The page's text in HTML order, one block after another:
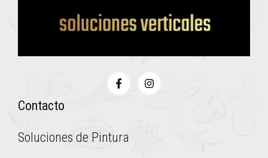
Contacto
Soluciones de Pintura